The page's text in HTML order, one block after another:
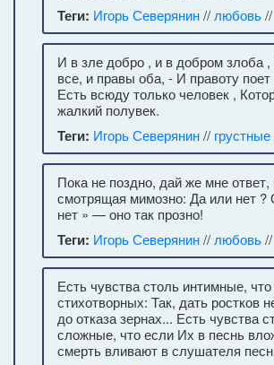
Теги: Игорь Северянин// любовь//
И в зле добро , и в добром злоба
все, и правы оба, - И правоту
Есть всюду только человек ,
жалкий полувек.
Теги: Игорь Северянин//
Пока не поздно, дай же мне
смотрящая мимозно: Да или нет
нет » — оно так прозно!
Теги: Игорь Северянин// любовь//
Есть чувства столь интимные,
стихотворных: Так, дать ростков
до отказа зернах... Есть чувства
сложные, что если Их в песнь
смерть вливают в слушателя